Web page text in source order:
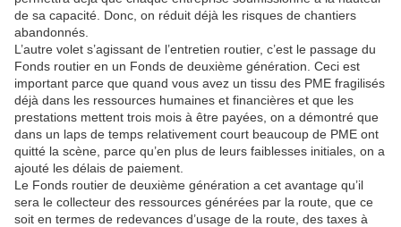
de sa capacité. Donc, on réduit déjà les risques de chantiers
abandonnés.
L’autre volet s’agissant de l’entretien routier, c’est le passage du
Fonds routier en un Fonds de deuxième génération. Ceci est
important parce que quand vous avez un tissu des PME fragilisés
déjà dans les ressources humaines et financières et que les
prestations mettent trois mois à être payées, on a démontré que
dans un laps de temps relativement court beaucoup de PME ont
quitté la scène, parce qu’en plus de leurs faiblesses initiales, on a
ajouté les délais de paiement.
Le Fonds routier de deuxième génération a cet avantage qu’il
sera le collecteur des ressources générées par la route, que ce
soit en termes de redevances d’usage de la route, des taxes à